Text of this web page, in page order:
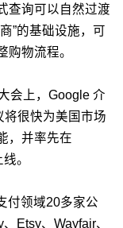
查询可以自然过渡
”的基础设施，可
物流程。
会上，Google 介
很快为美国市场
，并率先在
。
付领域20多家公
Etsy、Wayfair、